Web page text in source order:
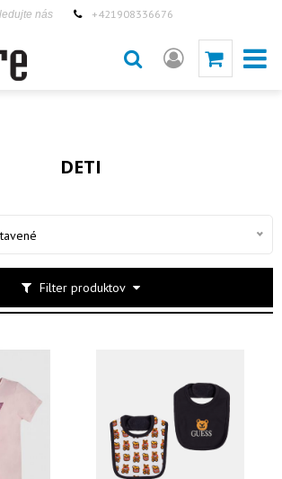
nás +421908336676
DETI
Filter produktov